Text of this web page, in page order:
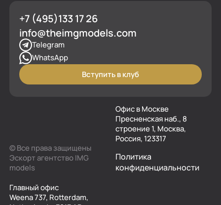
+7 (495)133 17 26
info@theimgmodels.com
Telegram
WhatsApp
Вступить в клуб
© Все права защищены
Эскорт агентство IMG
models
Офис в Москве
Пресненская наб., 8
строение 1, Москва,
Россия, 123317
Политика
конфиденциальности
Главный офис
Weena 737, Rotterdam,